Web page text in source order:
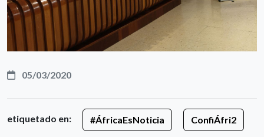
05/03/2020
etiquetado en: #ÁfricaEsNoticia ConfiÁfri2